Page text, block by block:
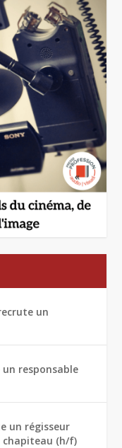
un
responsable
un régisseur
(h/f)